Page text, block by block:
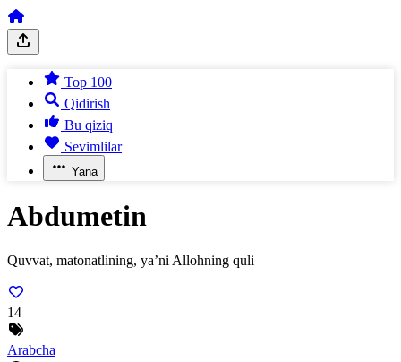
Top 100
Qidirish
Bu qiziq
Sevimlilar
Yana
Abdumetin
Quvvat, matonatlining, ya’ni Allohning quli
14
Arabcha